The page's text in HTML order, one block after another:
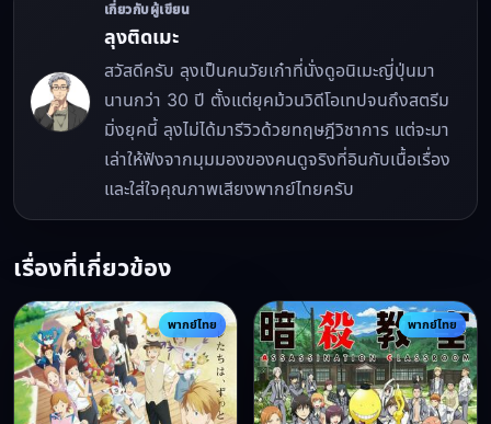
เกี่ยวกับผู้เขียน
ลุงติดเมะ
สวัสดีครับ ลุงเป็นคนวัยเก๋าที่นั่งดูอนิเมะญี่ปุ่นมา
นานกว่า 30 ปี ตั้งแต่ยุคม้วนวิดีโอเทปจนถึงสตรีม
มิ่งยุคนี้ ลุงไม่ได้มารีวิวด้วยทฤษฎีวิชาการ แต่จะมา
เล่าให้ฟังจากมุมมองของคนดูจริงที่อินกับเนื้อเรื่อง
และใส่ใจคุณภาพเสียงพากย์ไทยครับ
เรื่องที่เกี่ยวข้อง
พากย์ไทย พากย์ไทย